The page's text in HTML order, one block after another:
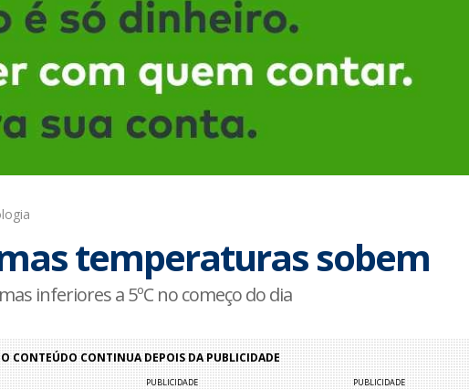
temperaturas sobem
inferiores a 5ºC no começo do dia
O CONTEÚDO CONTINUA DEPOIS DA PUBLICIDADE
PUBLICIDADE PUBLICIDADE